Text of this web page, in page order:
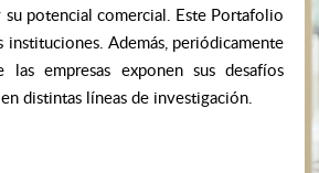
su potencial comercial. Este Portafolio
Además, periódicamente
empresas exponen sus desafíos
distintas líneas de investigación.